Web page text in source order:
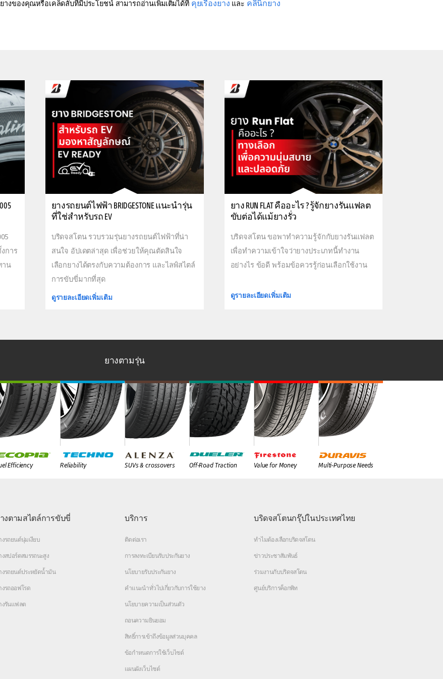
างของคุณหรือเคล็ดลับที่มีประโยชน์ สามารถอ่านเพิ่มเติมได้ที่ คุยเรื่องยาง และ คลินิกยาง
การ
าน
ยางรถยนต์ไฟฟ้า BRIDGESTONE แนะนำรุ่น
ที่ใช่สำหรับรถ EV
บริดจสโตน รวบรวมรุ่นยางรถยนต์ไฟฟ้าที่น่า
สนใจ อัปเดตล่าสุด เพื่อช่วยให้คุณตัดสินใจ
เลือกยางได้ตรงกับความต้องการ และไลฟ์สไตล์
การขับขี่มากที่สุด
ดูรายละเอียดเพิ่มเติม
ยาง RUN FLAT คืออะไร ? รู้จักยางรันแฟลต
ขับต่อได้แม้ยางรั่ว
บริดจสโตน ขอพาทำความรู้จักกับยางรันแฟลต
เพื่อทำความเข้าใจว่ายางประเภทนี้ทำงาน
อย่างไร ข้อดี พร้อมข้อควรรู้ก่อนเลือกใช้งาน
ดูรายละเอียดเพิ่มเติม
ยางตามรุ่น
Efficiency Reliability SUVs & crossovers Off-Road Traction Value for Money Multi-Purpose Needs
งตามสไตล์การขับขี่
งรถยนต์นุ่มเงียบ
งสปอร์ตสมรรถนะสูง
งรถยนต์ประหยัดน้ำมัน
งรถออฟโรด
งรันแฟลต
บริการ
ติดต่อเรา
การลงทะเบียนรับประกันยาง
นโยบายรับประกันยาง
คำแนะนำทั่วไปเกี่ยวกับการใช้ยาง
นโยบายความเป็นส่วนตัว
ถอนความยินยอม
สิทธิ์การเข้าถึงข้อมูลส่วนบุคคล
ข้อกำหนดการใช้เว็บไซต์
แผนผังเว็บไซต์
บริดจสโตนกรุ๊ปในประเทศไทย
ทำไมต้องเลือกบริดจสโตน
ข่าวประชาสัมพันธ์
ร่วมงานกับบริดจสโตน
ศูนย์บริการค็อกพิท